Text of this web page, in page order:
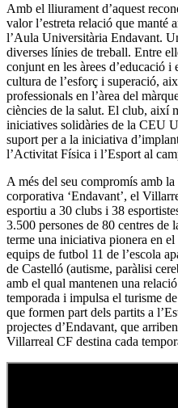
Amb el lliurament d’aquest
valor l’estreta relació que manté
l’Aula Universitària Endavant.
diverses línies de treball. Entre
conjunt en les àrees d’educació
cultura de l’esforç i superació,
professionals en l’àrea del
ciències de la salut. El club, així
iniciatives solidàries de la CEU
suport per a la iniciativa
l’Activitat Física i l’Esport al
A més del seu compromís amb
corporativa ‘Endavant’, el
esportiu a 30 clubs i 38
3.500 persones de 80 centres de
terme una iniciativa pionera en
equips de futbol 11 de l’escola
de Castelló (autisme, paràlisi
amb el qual mantenen una
temporada i impulsa el turisme
que formen part dels partits a
projectes d’Endavant, que
Villarreal CF destina cada